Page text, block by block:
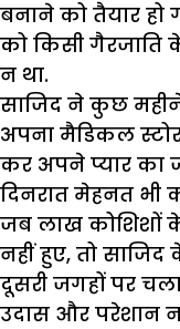
बनाने को तैयार
को किसी गैरजाति
न था.
साजिद ने कुछ
अपना मैडिकल
कर अपने प्यार का
दिनरात मेहनत भी
जब लाख कोशिशों
नहीं हुए, तो
दूसरी जगहों पर
उदास और परेशान